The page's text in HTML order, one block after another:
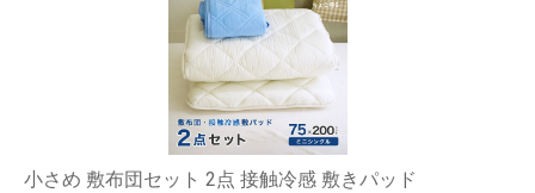
小さめ 敷布団セット 2点 接触冷感 敷きパッド